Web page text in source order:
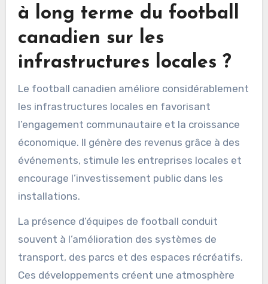
à long terme du football
canadien sur les
infrastructures locales ?
Le football canadien améliore considérablement
les infrastructures locales en favorisant
l’engagement communautaire et la croissance
économique. Il génère des revenus grâce à des
événements, stimule les entreprises locales et
encourage l’investissement public dans les
installations.
La présence d’équipes de football conduit
souvent à l’amélioration des systèmes de
transport, des parcs et des espaces récréatifs.
Ces développements créent une atmosphère